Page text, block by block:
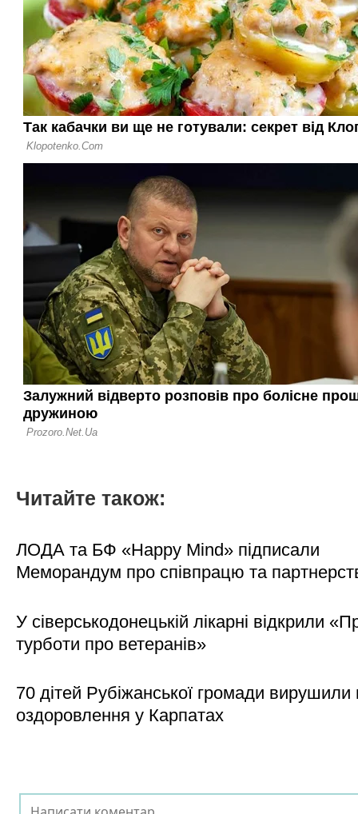
Читайте також:
ЛОДА та БФ «Happy Mind» підписали
Меморандум про співпрацю та
У сіверськодонецькій лікарні відкрили
турботи про ветеранів»
70 дітей Рубіжанської громади вирушили
оздоровлення у Карпатах